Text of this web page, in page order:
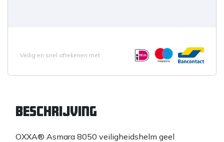
Veilig en snel afrekenen met
Beschrijving
OXXA® Asmara 8050 veiligheidshelm geel